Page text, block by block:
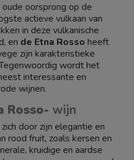
oorsprong op de
actieve vulkaan van
in deze vulkanische
en de Etna Rosso heeft
zijn karakteristieke
wordt het
interessante en
wijnen.
Rosso- wijn
door zijn elegantie en
rood fruit, zoals kersen en
kruidige en aardse